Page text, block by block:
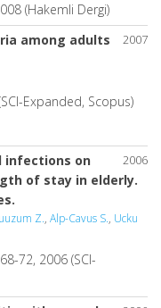
(Hakemli Dergi)
2007
among adults
Expanded, Scopus)
2006
infections on
of stay in elderly.
Z., Alp-Cavus S., Ucku
72, 2006 (SCI-